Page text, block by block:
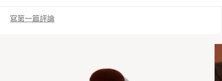
寫第一篇評論